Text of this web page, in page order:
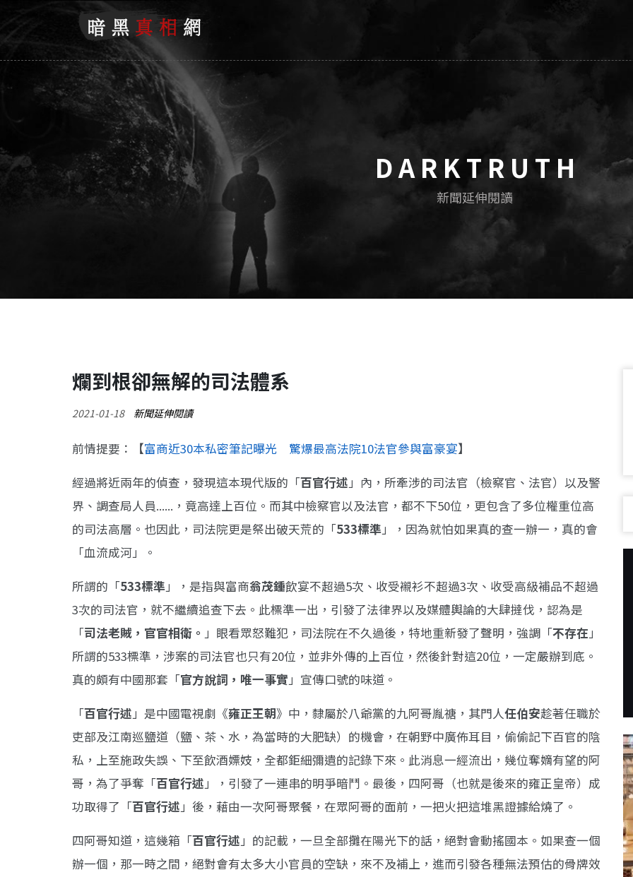
D A R K T R U T H
新聞延伸閱讀
爛到根卻無解的司法體系
2021-01-18 新聞延伸閱讀
前情提要：【富商近30本私密筆記曝光 驚爆最高法院10法官參與富豪宴】
經過將近兩年的偵查，發現這本現代版的「百官行述」內，所牽涉的司法官（檢察官、法官）以及警
界、調查局人員......，竟高達上百位。而其中檢察官以及法官，都不下50位，更包含了多位權重位高
的司法高層。也因此，司法院更是祭出破天荒的「533標準」，因為就怕如果真的查一辦一，真的會
「血流成河」。
所謂的「533標準」，是指與富商翁茂鍾飲宴不超過5次、收受襯衫不超過3次、收受高級補品不超過
3次的司法官，就不繼續追查下去。此標準一出，引發了法律界以及媒體輿論的大肆撻伐，認為是
「司法老賊，官官相衛。 」眼看眾怒難犯，司法院在不久過後，特地重新發了聲明，強調「不存在」
所謂的533標準，涉案的司法官也只有20位，並非外傳的上百位，然後針對這20位，一定嚴辦到底。
真的頗有中國那套「官方說詞，唯一事實」宣傳口號的味道。
「百官行述」是中國電視劇《雍正王朝》中，隸屬於八爺黨的九阿哥胤禟，其門人任伯安趁著任職於
吏部及江南巡鹽道（鹽、茶、水，為當時的大肥缺）的機會，在朝野中廣佈耳目，偷偷記下百官的陰
私，上至施政失誤、下至飲酒嫖妓，全都鉅細彌遺的記錄下來。此消息一經流出，幾位奪嫡有望的阿
哥，為了爭奪「百官行述」，引發了一連串的明爭暗鬥。最後，四阿哥（也就是後來的雍正皇帝）成
功取得了「百官行述」後，藉由一次阿哥聚餐，在眾阿哥的面前，一把火把這堆黑證據給燒了。
四阿哥知道，這幾箱「百官行述」的記載，一旦全部攤在陽光下的話，絕對會動搖國本。如果查一個
辦一個，那一時之間，絕對會有太多大小官員的空缺，來不及補上，進而引發各種無法預估的骨牌效